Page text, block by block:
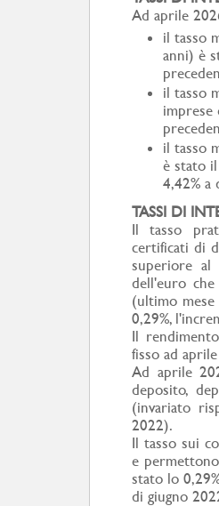
Ad aprile
il tasso
anni) è
il tasso
imprese
il tasso
è stato
4,42% a
TASSI DI
Il tasso
certificati di
superiore al
dell'euro che
(ultimo
0,29%,
Il
fisso ad
Ad aprile
deposito,
(invariato
2022).
Il tasso sui
e
stato lo
di giugno